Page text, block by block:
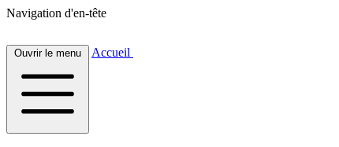
Navigation d'en-tête
Ouvrir le menu Accueil